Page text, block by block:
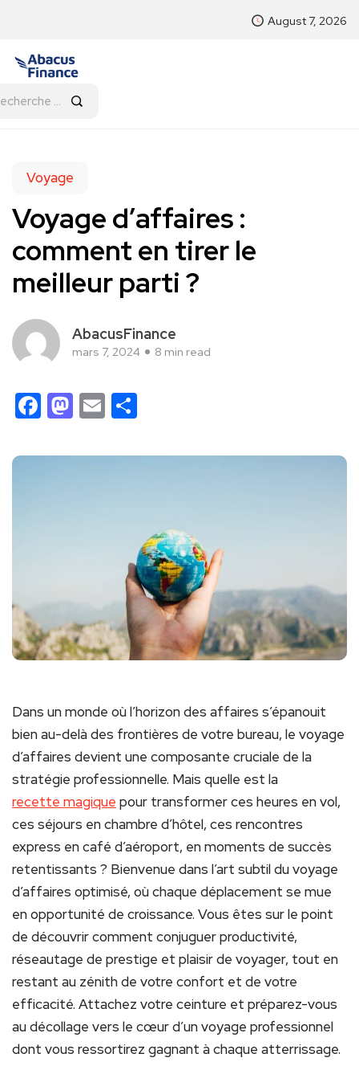
August 7, 2026
Voyage
Voyage d’affaires :
comment en tirer le
meilleur parti ?
AbacusFinance
mars 7, 2024 8 min read
Facebook
Mastodon
Email
Dans un monde où l’horizon des affaires s’épanouit
bien au-delà des frontières de votre bureau, le voyage
d’affaires devient une composante cruciale de la
stratégie professionnelle. Mais quelle est la
recette magique pour transformer ces heures en vol,
ces séjours en chambre d’hôtel, ces rencontres
express en café d’aéroport, en moments de succès
retentissants ? Bienvenue dans l’art subtil du voyage
d’affaires optimisé, où chaque déplacement se mue
en opportunité de croissance. Vous êtes sur le point
de découvrir comment conjuguer productivité,
réseautage de prestige et plaisir de voyager, tout en
restant au zénith de votre confort et de votre
efficacité. Attachez votre ceinture et préparez-vous
au décollage vers le cœur d’un voyage professionnel
dont vous ressortirez gagnant à chaque atterrissage.